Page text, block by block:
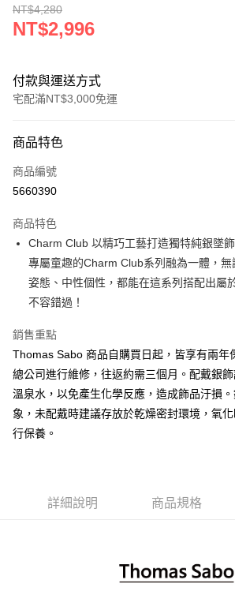
NT$4,280
NT$2,996
付款與運送方式
宅配滿NT$3,000免運
信用卡一次付款
Apple Pay
悠遊付
ATM付款
運送方式
黑貓宅急便
每筆NT$100，滿NT$3,000(含以上)免運費
商品特色
商品編號
5660390
商品特色
Charm Club 以精巧工藝打造獨特純銀墜
專屬童趣的Charm Club系列融為一體，
姿態、中性個性，都能在這系列搭配出屬
不容錯過！
銷售重點
Thomas Sabo 商品自購買日起，皆享有兩年
總公司進行維修，往返約需三個月。配戴銀飾
溫泉水，以免產生化學反應，造成飾品汙損
象，未配戴時建議存放於乾燥密封環境，氧
行保養。
詳細說明 商品規格